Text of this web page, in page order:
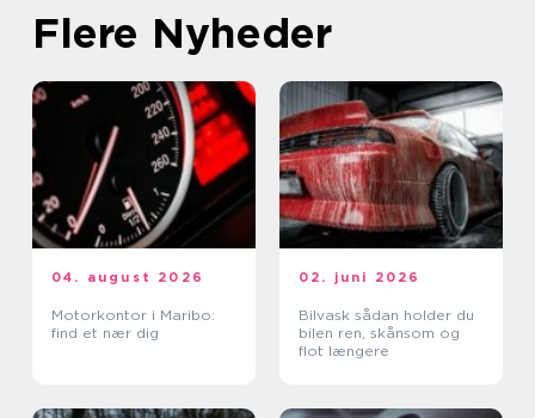
Flere Nyheder
04. august 2026
Motorkontor i Maribo:
find et nær dig
02. juni 2026
Bilvask sådan holder du
bilen ren, skånsom og
flot længere